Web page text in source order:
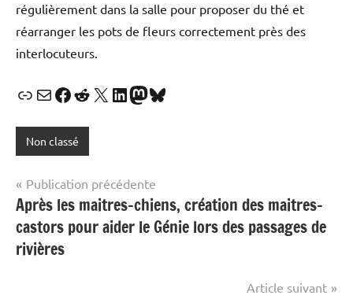
régulièrement dans la salle pour proposer du thé et
réarranger les pots de fleurs correctement près des
interlocuteurs.
LienE-mailFacebook
Reddit
X LinkedIn
Mastodon
Bluesky
Non classé
Navigation
de
l’article
Publication précédente
Après les maitres-chiens, création des maitres-
castors pour aider le Génie lors des passages de
rivières
Article suivant